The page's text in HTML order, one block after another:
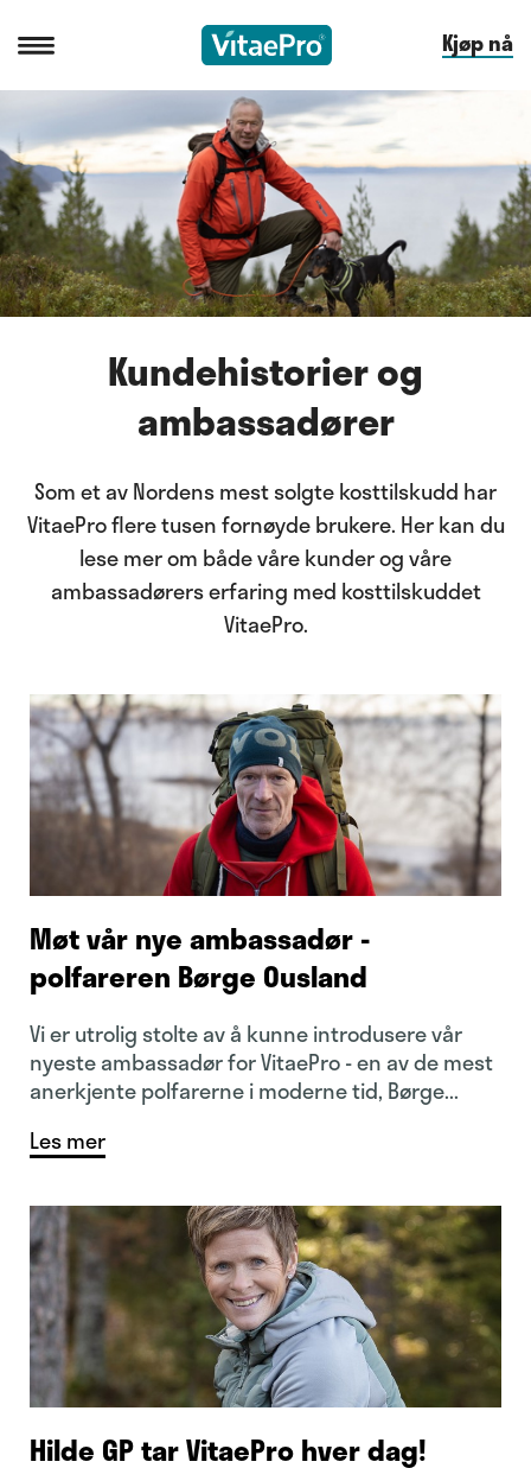
Kjøp nå
Kundehistorier og
ambassadører
Som et av Nordens mest solgte kosttilskudd har
VitaePro flere tusen fornøyde brukere. Her kan du
lese mer om både våre kunder og våre
ambassadørers erfaring med kosttilskuddet
VitaePro.
Møt vår nye ambassadør -
polfareren Børge Ousland
Vi er utrolig stolte av å kunne introdusere vår
nyeste ambassadør for VitaePro - en av de mest
anerkjente polfarerne i moderne tid, Børge...
Les mer
Hilde GP tar VitaePro hver dag!